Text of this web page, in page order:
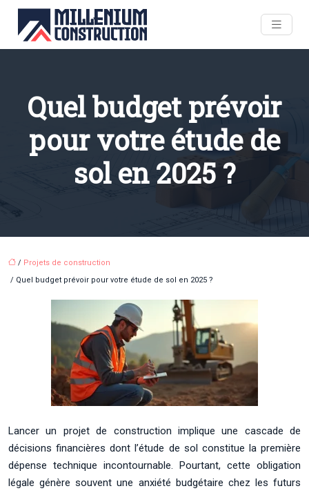
Quel budget prévoir
pour votre étude de
sol en 2025 ?
/ Projets de construction
/ Quel budget prévoir pour votre étude de sol en 2025 ?
Lancer un projet de construction implique une cascade de
décisions financières dont l’étude de sol constitue la première
dépense technique incontournable. Pourtant, cette obligation
légale génère souvent une anxiété budgétaire chez les futurs